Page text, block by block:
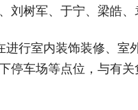
树军、于宁、梁皓、
进行室内装饰装修、室
停车场等点位，与有